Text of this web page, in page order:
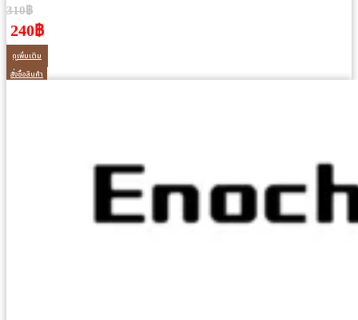
310฿
240฿
ดูเพิ่มเติม
สั่งซื้อสินค้า